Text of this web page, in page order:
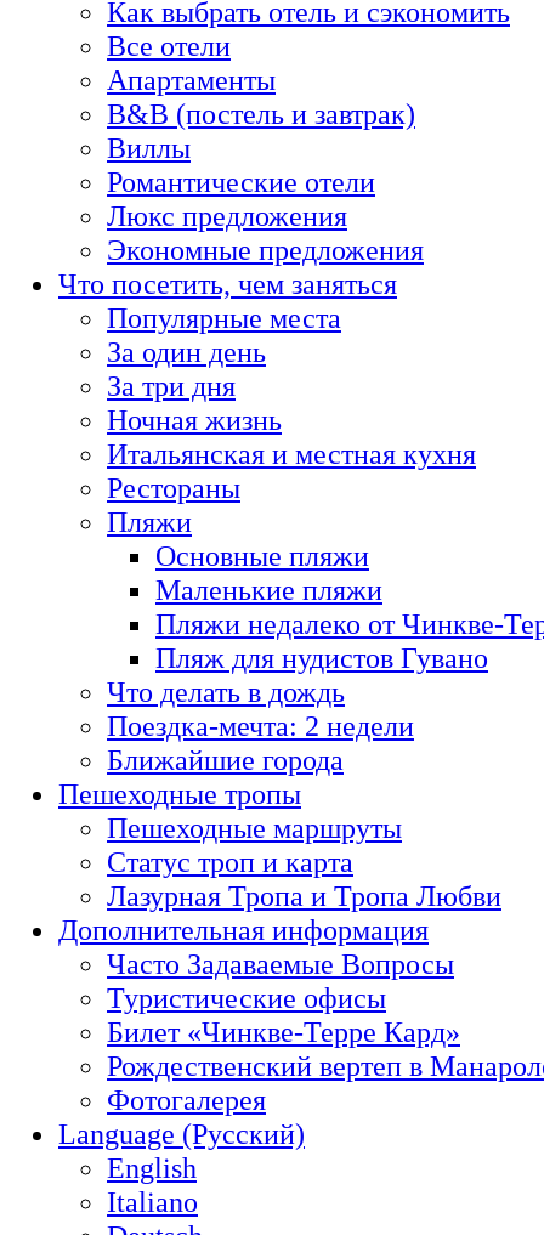
Как выбрать отель и сэкономить
Все отели
Апартаменты
B&B (постель и завтрак)
Виллы
Романтические отели
Люкс предложения
Экономные предложения
Что посетить, чем заняться
Популярные места
За один день
За три дня
Ночная жизнь
Итальянская и местная кухня
Рестораны
Пляжи
Основные пляжи
Маленькие пляжи
Пляжи недалеко от Чинкве-
Пляж для нудистов Гувано
Что делать в дождь
Поездка-мечта: 2 недели
Ближайшие города
Пешеходные тропы
Пешеходные маршруты
Статус троп и карта
Лазурная Тропа и Тропа Любви
Дополнительная информация
Часто Задаваемые Вопросы
Туристические офисы
Билет «Чинкве-Терре Кард»
Рождественский вертеп в
Фотогалерея
Language (Русский)
English
Italiano